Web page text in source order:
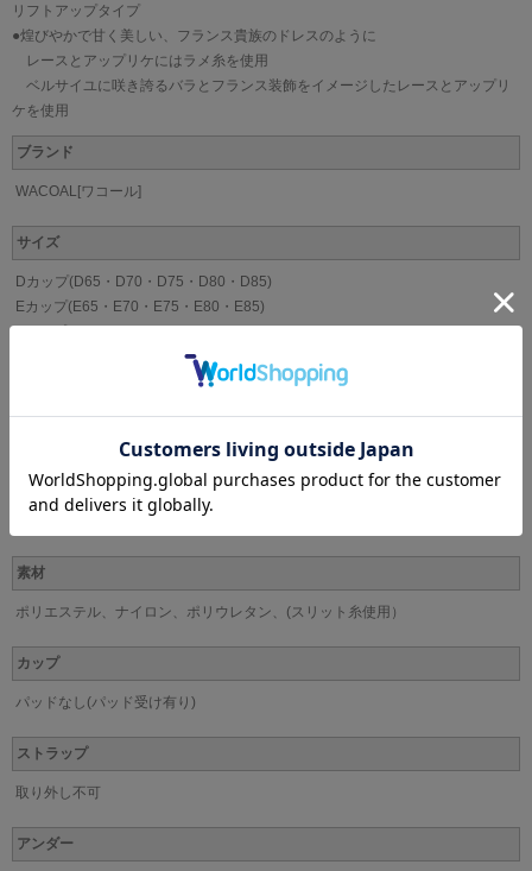
リフトアップタイプ
●煌びやかで甘く美しい、フランス貴族のドレスのように
レースとアップリケにはラメ糸を使用
ベルサイユに咲き誇るバラとフランス装飾をイメージしたレースとアップリ
ケを使用
ブランド
WACOAL[ワコール]
サイズ
Dカップ(D65・D70・D75・D80・D85)
Eカップ(E65・E70・E75・E80・E85)
Gカップ(G65・G70・G75・G80・G85)
Hカップ(H65・H70・H75・H80・H85)
IV、KO、PI
素材
ポリエステル、ナイロン、ポリウレタン、(スリット糸使用）
カップ
パッドなし(パッド受け有り)
ストラップ
取り外し不可
アンダー